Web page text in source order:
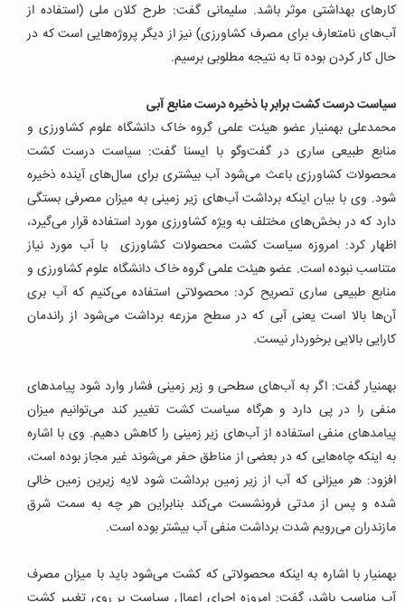
کارهای بهداشتی موثر باشد. سلیمانی گفت: طرح کلان ملی (استفاده از
آب‌های نامتعارف برای مصرف کشاورزی) نیز از دیگر پروژه‌هایی است که در
حال کار کردن بوده تا به نتیجه مطلوبی برسیم.
سیاست درست کشت برابر با ذخیره درست منابع آبی
محمدعلی بهمنیار عضو هیئت علمی گروه خاک دانشگاه علوم کشاورزی و
منابع طبیعی ساری در گفت‌وگو با ایسنا گفت: سیاست درست کشت
محصولات کشاورزی باعث می‌شود آب بیشتری برای سال‌های آینده ذخیره
شود. وی با بیان اینکه برداشت آب‌های زیر زمینی به میزان مصرفی بستگی
دارد که در بخش‌های مختلف به ویژه کشاورزی مورد استفاده قرار می‌گیرد،
اظهار کرد: امروزه سیاست کشت محصولات کشاورزی با آب مورد نیاز
متناسب نبوده است. عضو هیئت علمی گروه خاک دانشگاه علوم کشاورزی و
منابع طبیعی ساری تصریح کرد: محصولاتی استفاده می‌کنیم که آب بری
آن‌ها بالا است یعنی آبی که در سطح مزرعه برداشت می‌شود از راندمان
کارایی بالایی برخوردار نیست.
بهمنیار گفت: اگر به آب‌های سطحی و زیر زمینی فشار وارد شود پیامدهای
منفی را در پی دارد و هرگاه سیاست کشت تغییر کند می‌توانیم میزان
پیامدهای منفی استفاده از آب‌های زیر زمینی را کاهش دهیم. وی با اشاره
به اینکه چاه‌هایی که در بعضی از مناطق حفر می‌شوند غیر مجاز بوده است،
افزود: هر میزانی که آب از زیر زمین برداشت شود لایه زیرین زمین خالی
شده و پس از مدتی فرونشست می‌کند بنابراین هر چه به سمت شرق
مازندران می‌رویم شدت برداشت منفی آب بیشتر بوده است.
بهمنیار با اشاره به اینکه محصولاتی که کشت می‌شود باید با میزان مصرف